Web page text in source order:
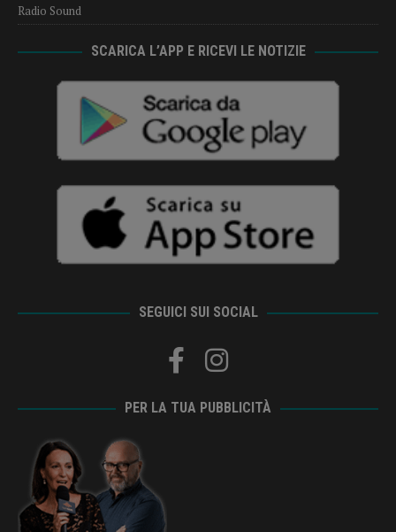
Radio Sound
SCARICA L’APP E RICEVI LE NOTIZIE
SEGUICI SUI SOCIAL
PER LA TUA PUBBLICITÀ